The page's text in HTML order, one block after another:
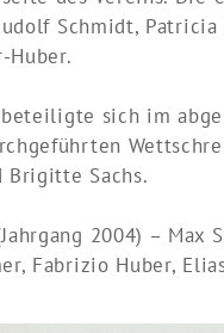
Schmidt, Patricia
Huber.
sich im
Brigitte Sachs.
2004) – Max
Fabrizio Huber,